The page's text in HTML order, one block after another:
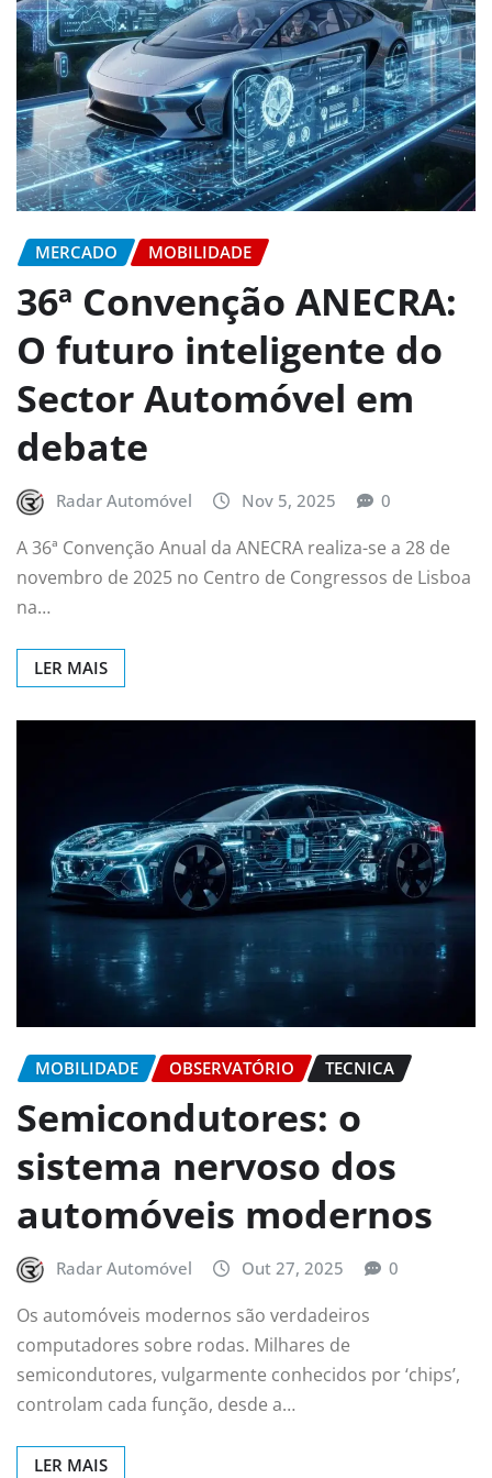
MERCADO MOBILIDADE
36ª Convenção ANECRA:
O futuro inteligente do
Sector Automóvel em
debate
Radar Automóvel Nov 5, 2025 0
A 36ª Convenção Anual da ANECRA realiza-se a 28 de
novembro de 2025 no Centro de Congressos de Lisboa
na…
LER MAIS
MOBILIDADE OBSERVATÓRIO TECNICA
Semicondutores: o
sistema nervoso dos
automóveis modernos
Radar Automóvel Out 27, 2025 0
Os automóveis modernos são verdadeiros
computadores sobre rodas. Milhares de
semicondutores, vulgarmente conhecidos por ‘chips’,
controlam cada função, desde a…
LER MAIS